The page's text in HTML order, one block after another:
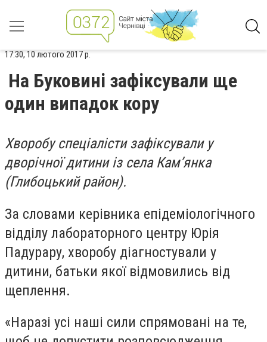
17:30, 10 лютого 2017 р.
На Буковині зафіксували ще
один випадок кору
Хворобу спеціалісти зафіксували у
дворічної дитини із села Кам’янка
(Глибоцький район).
За словами керівника епідеміологічного
відділу лабораторного центру Юрія
Падурару, хворобу діагностували у
дитини, батьки якої відмовились від
щеплення.
«Наразі усі наші сили спрямовані на те,